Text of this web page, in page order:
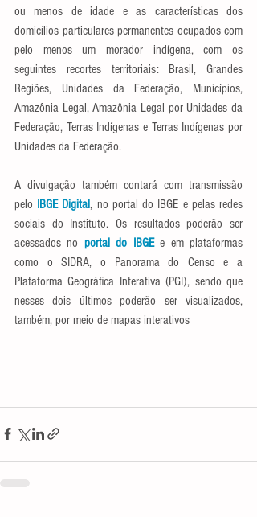
ou menos de idade e as características dos
domicílios particulares permanentes ocupados com
pelo menos um morador indígena, com os
seguintes recortes territoriais: Brasil, Grandes
Regiões, Unidades da Federação, Municípios,
Amazônia Legal, Amazônia Legal por Unidades da
Federação, Terras Indígenas e Terras Indígenas por
Unidades da Federação.
A divulgação também contará com transmissão
pelo IBGE Digital, no portal do IBGE e pelas redes
sociais do Instituto. Os resultados poderão ser
acessados no portal do IBGE e em plataformas
como o SIDRA, o Panorama do Censo e a
Plataforma Geográfica Interativa (PGI), sendo que
nesses dois últimos poderão ser visualizados,
também, por meio de mapas interativos